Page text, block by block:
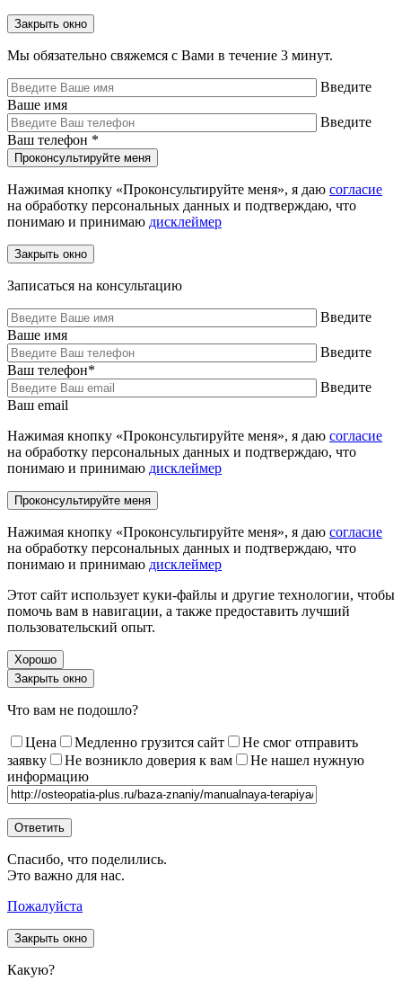
Закрыть окно
Мы обязательно свяжемся с Вами в течение 3 минут.
Введите
Ваше имя
Введите
Ваш телефон *
Нажимая кнопку «Проконсультируйте меня», я даю согласие
на обработку персональных данных и подтверждаю, что
понимаю и принимаю дисклеймер
Закрыть окно
Записаться на консультацию
Введите
Ваше имя
Введите
Ваш телефон*
Введите
Ваш email
Нажимая кнопку «Проконсультируйте меня», я даю согласие
на обработку персональных данных и подтверждаю, что
понимаю и принимаю дисклеймер
Нажимая кнопку «Проконсультируйте меня», я даю согласие
на обработку персональных данных и подтверждаю, что
понимаю и принимаю дисклеймер
Этот сайт использует куки-файлы и другие технологии, чтобы
помочь вам в навигации, а также предоставить лучший
пользовательский опыт.
Хорошо
Закрыть окно
Что вам не подошло?
Цена Медленно грузится сайт
Не смог отправить
заявку
Не возникло доверия к вам
Не нашел нужную
информацию
Спасибо, что поделились.
Это важно для нас.
Пожалуйста
Закрыть окно
Какую?